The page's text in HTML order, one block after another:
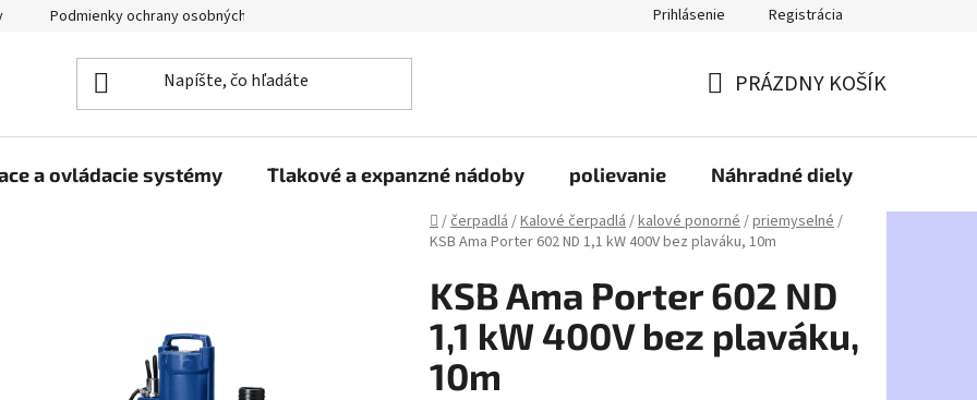
Podmienky ochrany osobných údajov Prihlásenie Registrácia
KOŠÍK
PRÁZDNY KOŠÍK
a ovládacie systémy Tlakové a expanzné nádoby polievanie Náhradné diely
Domov
/čerpadlá/Kalové čerpadlá/kalové ponorné/priemyselné/
KSB Ama Porter 602 ND 1,1 kW 400V bez plaváku, 10m
KSB Ama Porter 602 ND
1,1 kW 400V bez plaváku,
10m